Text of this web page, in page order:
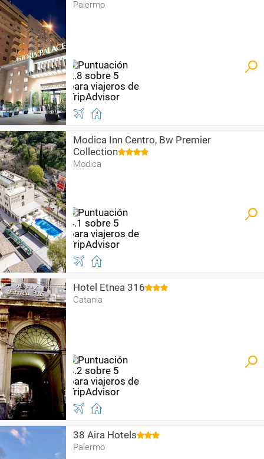
Palermo
Modica Inn Centro, Bw Premier
Collection
Modica
Hotel Etnea 316
Catania
38 Aira Hotels
Palermo